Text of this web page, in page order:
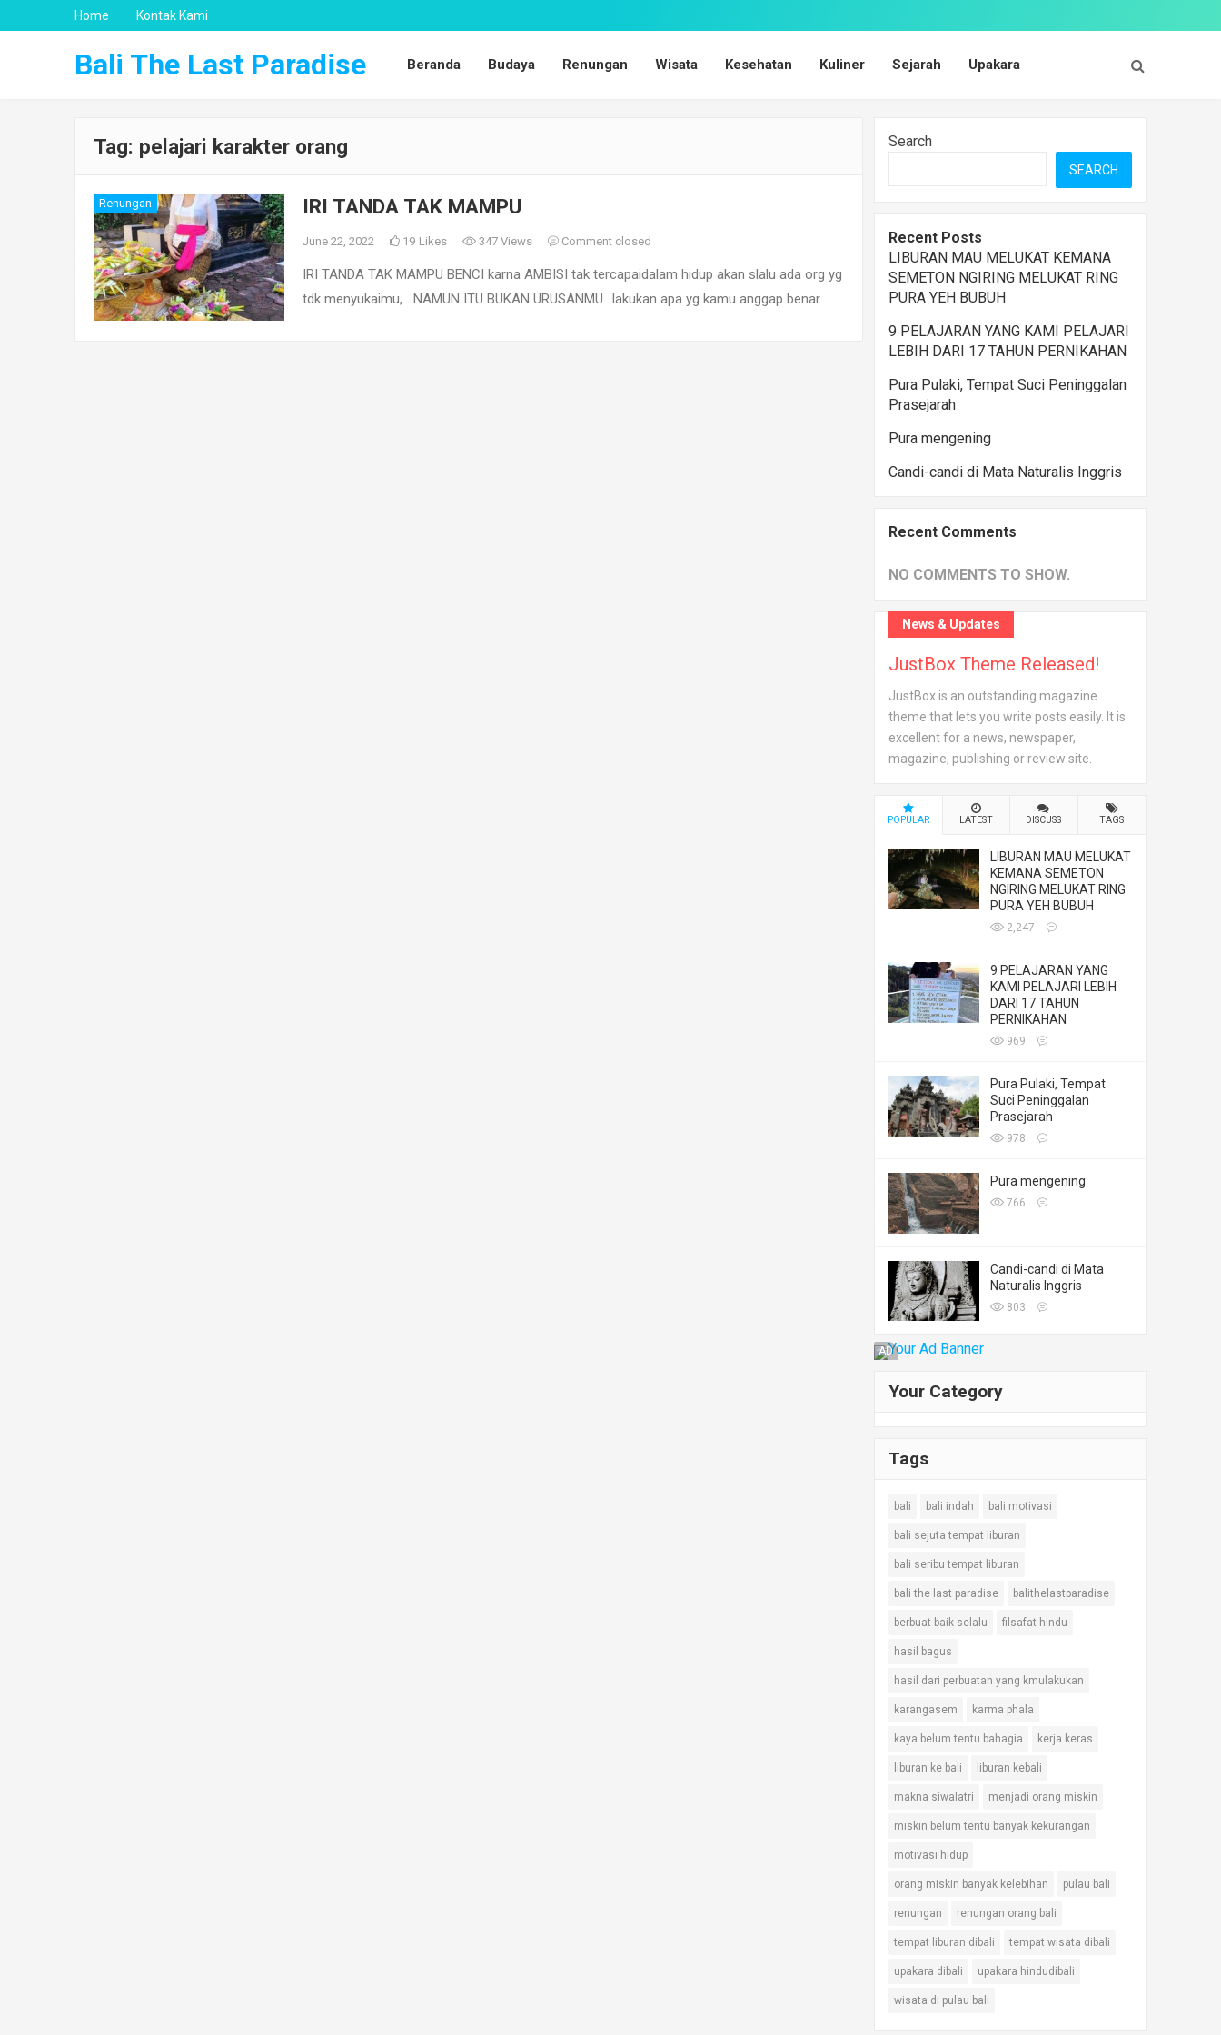
Home Kontak Kami
Bali The Last Paradise Beranda Budaya Renungan Wisata Kesehatan Kuliner Sejarah Upakara
Tag: pelajari karakter orang
Renungan IRI TANDA TAK MAMPU
June 22, 2022 19 Likes 347 Views Comment closed
IRI TANDA TAK MAMPU BENCI karna AMBISI tak tercapaidalam hidup akan slalu ada org yg
tdk menyukaimu,….NAMUN ITU BUKAN URUSANMU.. lakukan apa yg kamu anggap benar…
Search
SEARCH
Recent Posts
LIBURAN MAU MELUKAT KEMANA
SEMETON NGIRING MELUKAT RING
PURA YEH BUBUH
9 PELAJARAN YANG KAMI PELAJARI
LEBIH DARI 17 TAHUN PERNIKAHAN
Pura Pulaki, Tempat Suci Peninggalan
Prasejarah
Pura mengening
Candi-candi di Mata Naturalis Inggris
Recent Comments
NO COMMENTS TO SHOW.
News & Updates
JustBox Theme Released!
JustBox is an outstanding magazine
theme that lets you write posts easily. It is
excellent for a news, newspaper,
magazine, publishing or review site.
POPULAR LATEST DISCUSS TAGS
LIBURAN MAU MELUKAT
KEMANA SEMETON
NGIRING MELUKAT RING
PURA YEH BUBUH
2,247
9 PELAJARAN YANG
KAMI PELAJARI LEBIH
DARI 17 TAHUN
PERNIKAHAN
969
Pura Pulaki, Tempat
Suci Peninggalan
Prasejarah
978
Pura mengening
766
Candi-candi di Mata
Naturalis Inggris
803
AD
Your Category
Tags
bali bali indah bali motivasi
bali sejuta tempat liburan
bali seribu tempat liburan
bali the last paradise balithelastparadise
berbuat baik selalu filsafat hindu
hasil bagus
hasil dari perbuatan yang kmulakukan
karangasem karma phala
kaya belum tentu bahagia kerja keras
liburan ke bali liburan kebali
makna siwalatri menjadi orang miskin
miskin belum tentu banyak kekurangan
motivasi hidup
orang miskin banyak kelebihan pulau bali
renungan renungan orang bali
tempat liburan dibali tempat wisata dibali
upakara dibali upakara hindudibali
wisata di pulau bali